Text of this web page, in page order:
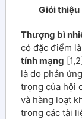
Giới thiệu
Thượng bì
có đặc điểm là
tính mạng
là do phản
trọng của hội
và hàng loạt
trong các tài